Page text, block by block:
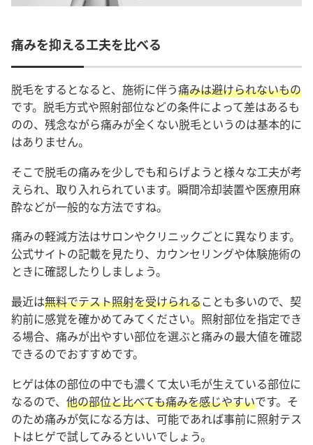
痛みを抑える工夫を比べる
脱毛をするとなると、施術に伴う痛みは避けられないもの
です。脱毛方式や照射部位などの条件によって差はあるも
のの、残念ながら痛みが全くない脱毛というのは基本的に
はありません。
そこで脱毛の痛みを少しでも和らげようと様々な工夫が考
えられ、取り入れられています。瞬間冷却装置や医療用麻
酔などが一般的な方法ですね。
痛みの軽減方法はサロンやクリニックごとに異なります。
公式サイトの記載を見たり、カウンセリングや体験施術の
ときに確認したりしましょう。
最近は無料でテスト照射を受けられることも多いので、契
約前に感覚を確かめてみてください。照射部位を指定でき
る場合、痛みが出やすい部位を選ぶと痛みの最大値を確認
できるのでおすすめです。
ヒゲは体の部位の中でも濃くて太い毛が生えている部位に
なるので、 他の部位と比べても痛みを感じやすいです。そ
のため痛みが気になる方は、可能であれば事前に照射テス
トはヒゲで試してみるといいでしょう。